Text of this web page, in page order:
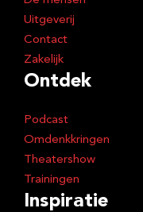
Uitgeverij
Contact
Zakelijk
Ontdek
Podcast
Omdenkkringen
Theatershow
Trainingen
Inspiratie